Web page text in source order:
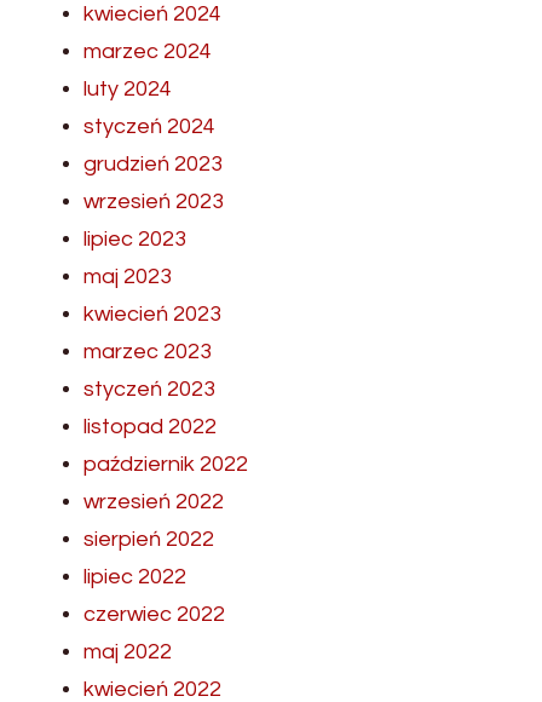
kwiecień 2024
marzec 2024
luty 2024
styczeń 2024
grudzień 2023
wrzesień 2023
lipiec 2023
maj 2023
kwiecień 2023
marzec 2023
styczeń 2023
listopad 2022
październik 2022
wrzesień 2022
sierpień 2022
lipiec 2022
czerwiec 2022
maj 2022
kwiecień 2022